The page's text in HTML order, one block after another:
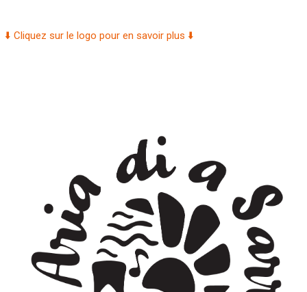
⬇️ Cliquez sur le logo pour en savoir plus ⬇️